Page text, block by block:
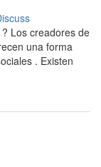
Los creadores de
una forma
. Existen